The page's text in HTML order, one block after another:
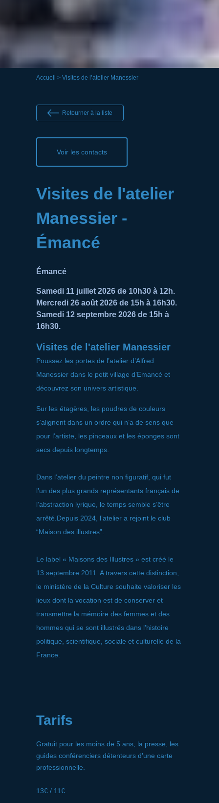
Accueil > Visites de l’atelier Manessier
Retourner à la liste
Voir les contacts
Visites de l'atelier
Manessier -
Émancé
Émancé
Samedi 11 juillet 2026 de 10h30 à 12h.
Mercredi 26 août 2026 de 15h à 16h30.
Samedi 12 septembre 2026 de 15h à
16h30.
Visites de l'atelier Manessier
Poussez les portes de l’atelier d’Alfred
Manessier dans le petit village d’Emancé et
découvrez son univers artistique.
Sur les étagères, les poudres de couleurs
s’alignent dans un ordre qui n’a de sens que
pour l’artiste, les pinceaux et les éponges sont
secs depuis longtemps.
Dans l’atelier du peintre non figuratif, qui fut
l’un des plus grands représentants français de
l’abstraction lyrique, le temps semble s’être
arrêté.Depuis 2024, l’atelier a rejoint le club
“Maison des illustres”.
Le label « Maisons des Illustres » est créé le
13 septembre 2011. A travers cette distinction,
le ministère de la Culture souhaite valoriser les
lieux dont la vocation est de conserver et
transmettre la mémoire des femmes et des
hommes qui se sont illustrés dans l’histoire
politique, scientifique, sociale et culturelle de la
France.
Tarifs
Gratuit pour les moins de 5 ans, la presse, les
guides conférenciers détenteurs d'une carte
professionnelle.
13€ / 11€.